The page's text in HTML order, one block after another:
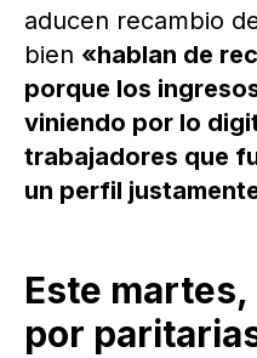
aducen recambio
bien «hablan de
porque los
viniendo por lo
trabajadores que
un perfil
Este
por